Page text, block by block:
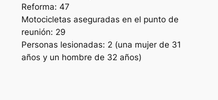
Reforma: 47
Motocicletas aseguradas en el punto de
reunión: 29
Personas lesionadas: 2 (una mujer de 31
años y un hombre de 32 años)